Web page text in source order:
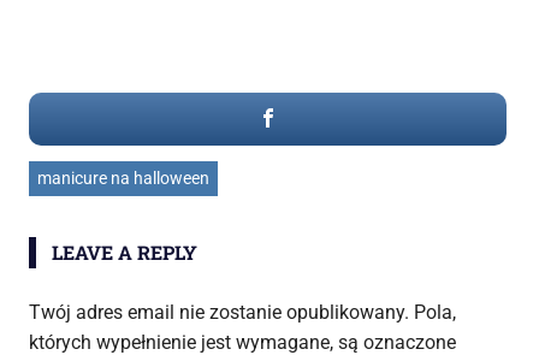
manicure na halloween
LEAVE A REPLY
Twój adres email nie zostanie opublikowany. Pola,
których wypełnienie jest wymagane, są oznaczone